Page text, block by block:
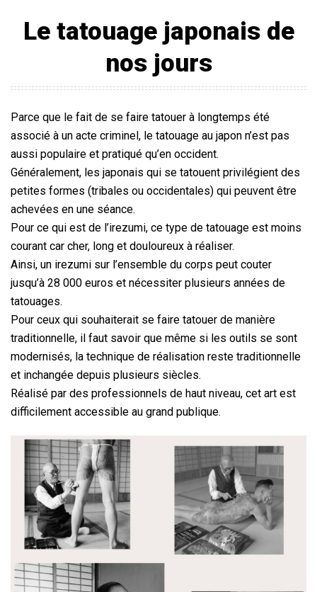
Le tatouage japonais de
nos jours
Parce que le fait de se faire tatouer à longtemps été
associé à un acte criminel, le tatouage au japon n’est pas
aussi populaire et pratiqué qu’en occident.
Généralement, les japonais qui se tatouent privilégient des
petites formes (tribales ou occidentales) qui peuvent être
achevées en une séance.
Pour ce qui est de l’irezumi, ce type de tatouage est moins
courant car cher, long et douloureux à réaliser.
Ainsi, un irezumi sur l’ensemble du corps peut couter
jusqu’à 28 000 euros et nécessiter plusieurs années de
tatouages.
Pour ceux qui souhaiterait se faire tatouer de manière
traditionnelle, il faut savoir que même si les outils se sont
modernisés, la technique de réalisation reste traditionnelle
et inchangée depuis plusieurs siècles.
Réalisé par des professionnels de haut niveau, cet art est
difficilement accessible au grand publique.